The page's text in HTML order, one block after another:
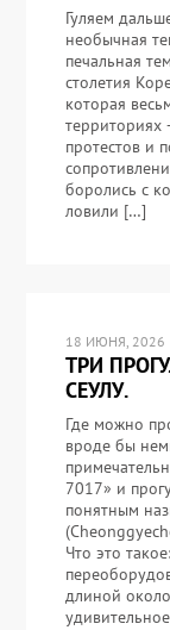
Гуляем
необычная
печальная
столетия
которая
территориях
протестов и
боролись с
ловили […]
18 ИЮНЯ, 2026
ТРИ
СЕУЛУ.
Где можно
вроде бы
7017» и
понятным
Что это
длиной